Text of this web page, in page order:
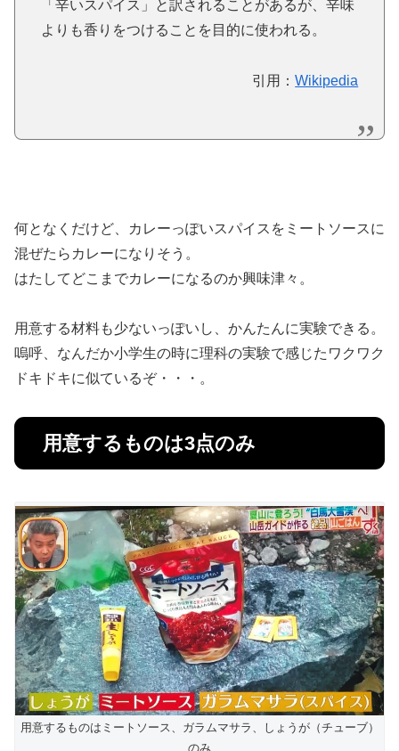
「辛いスパイス」と訳されることがあるが、辛味
よりも香りをつけることを目的に使われる。
引用：Wikipedia
何となくだけど、カレーっぽいスパイスをミートソースに
混ぜたらカレーになりそう。
はたしてどこまでカレーになるのか興味津々。
用意する材料も少ないっぽいし、かんたんに実験できる。
嗚呼、なんだか小学生の時に理科の実験で感じたワクワク
ドキドキに似ているぞ・・・。
用意するものは3点のみ
用意するものはミートソース、ガラムマサラ、しょうが（チューブ）
のみ